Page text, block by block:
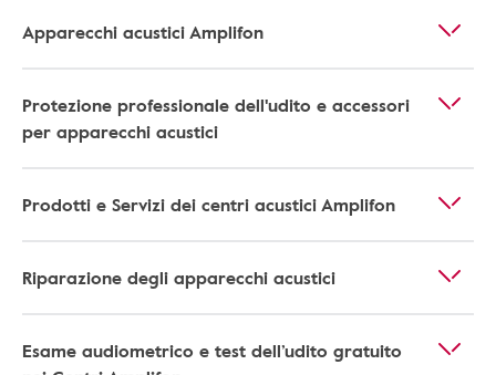
Apparecchi acustici Amplifon
Protezione professionale dell'udito e accessori
per apparecchi acustici
Prodotti e Servizi dei centri acustici Amplifon
Riparazione degli apparecchi acustici
Esame audiometrico e test dell’udito gratuito